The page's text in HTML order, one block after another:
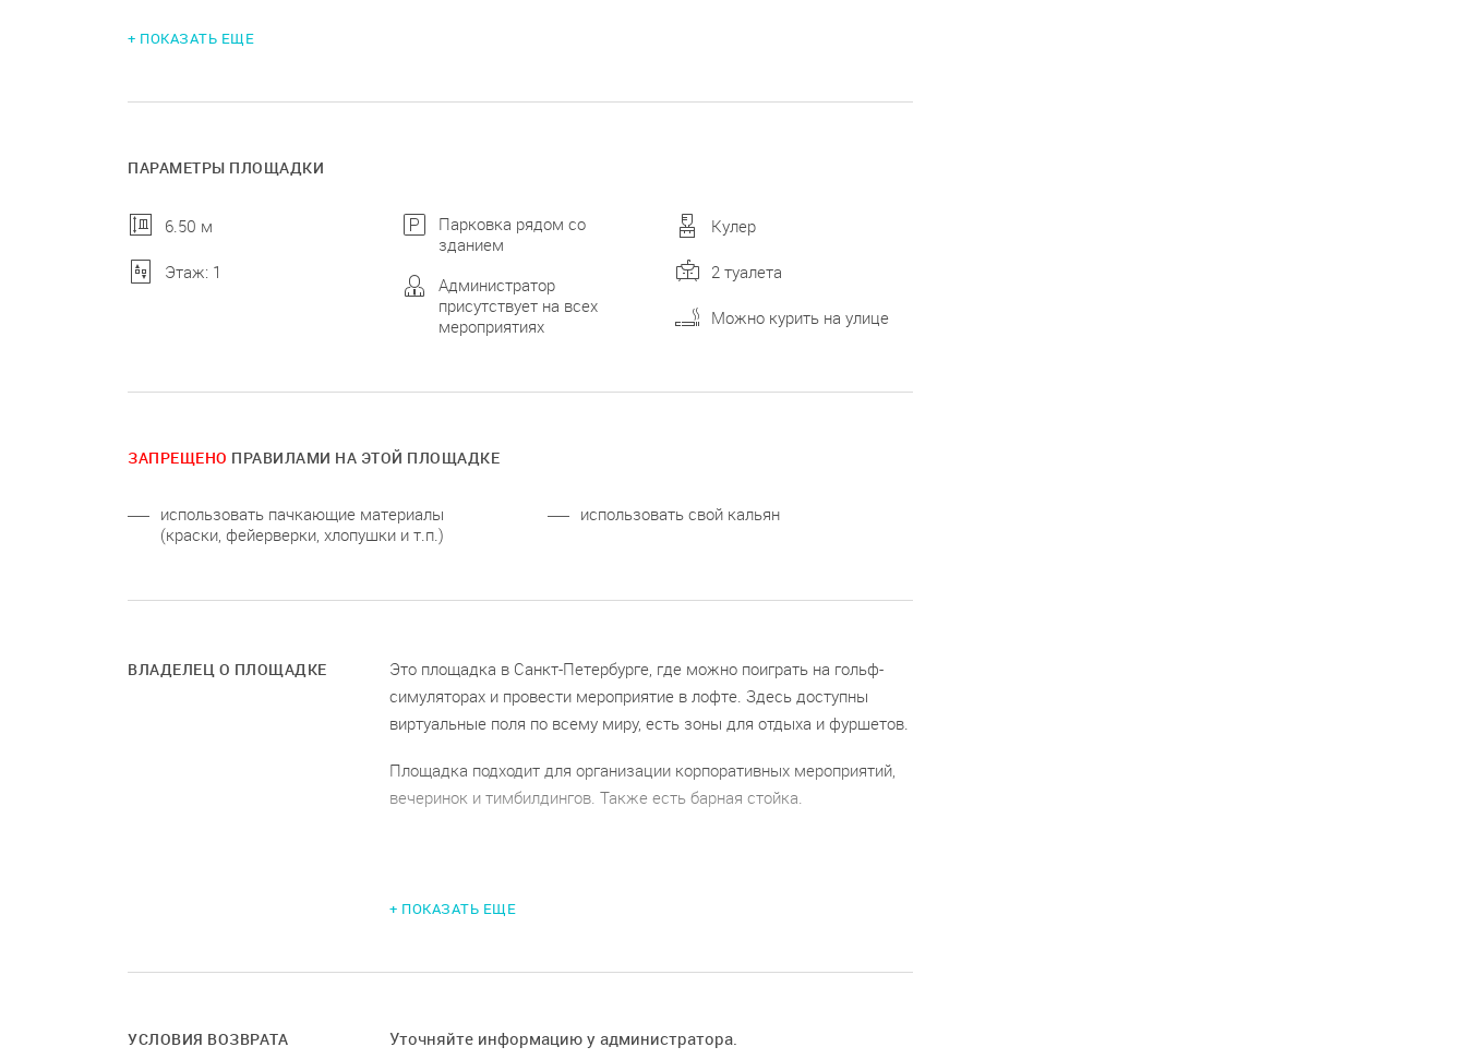
+ ПОКАЗАТЬ ЕЩЕ
ПАРАМЕТРЫ ПЛОЩАДКИ
6.50 м
Этаж: 1
Парковка рядом со
зданием
Администратор
присутствует на всех
мероприятиях
Кулер
2 туалета
Можно курить на улице
ЗАПРЕЩЕНО ПРАВИЛАМИ НА ЭТОЙ ПЛОЩАДКЕ
использовать пачкающие материалы
(краски, фейерверки, хлопушки и т.п.)
использовать свой кальян
ВЛАДЕЛЕЦ О ПЛОЩАДКЕ
Это площадка в Санкт-Петербурге, где можно поиграть на гольф-
симуляторах и провести мероприятие в лофте. Здесь доступны
виртуальные поля по всему миру, есть зоны для отдыха и фуршетов.
Площадка подходит для организации корпоративных мероприятий,
вечеринок и тимбилдингов. Также есть барная стойка.
банкет — до 45 человек;
+ ПОКАЗАТЬ ЕЩЕ
УСЛОВИЯ ВОЗВРАТА Уточняйте информацию у администратора.